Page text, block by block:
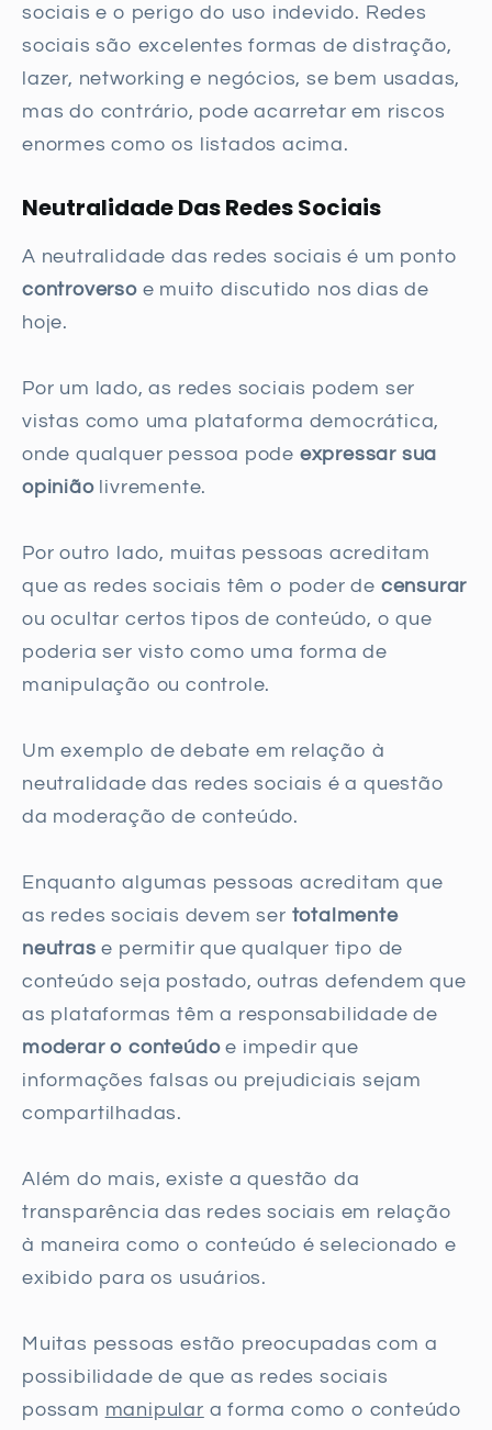
sociais e o perigo do uso indevido. Redes
sociais são excelentes formas de distração,
lazer, networking e negócios, se bem usadas,
mas do contrário, pode acarretar em riscos
enormes como os listados acima.
Neutralidade Das Redes Sociais
A neutralidade das redes sociais é um ponto
controversoe muito discutido nos dias de
hoje.
Por um lado, as redes sociais podem ser
vistas como uma plataforma democrática,
onde qualquer pessoa pode expressar sua
opiniãolivremente.
Por outro lado, muitas pessoas acreditam
que as redes sociais têm o poder de censurar
ou ocultar certos tipos de conteúdo, o que
poderia ser visto como uma forma de
manipulação ou controle.
Um exemplo de debate em relação à
neutralidade das redes sociais é a questão
da moderação de conteúdo.
Enquanto algumas pessoas acreditam que
as redes sociais devem ser totalmente
neutras e permitir que qualquer tipo de
conteúdo seja postado, outras defendem que
as plataformas têm a responsabilidade de
moderar o conteúdoe impedir que
informações falsas ou prejudiciais sejam
compartilhadas.
Além do mais, existe a questão da
transparência das redes sociais em relação
à maneira como o conteúdo é selecionado e
exibido para os usuários.
Muitas pessoas estão preocupadas com a
possibilidade de que as redes sociais
possam manipular a forma como o conteúdo